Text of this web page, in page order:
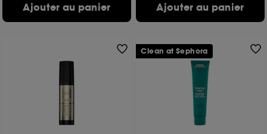
Ajouter au panier Ajouter au panier
Clean at Sephora